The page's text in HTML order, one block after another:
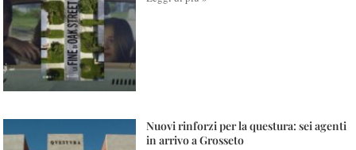
Nuovi rinforzi per la questura: sei agenti
in arrivo a Grosseto